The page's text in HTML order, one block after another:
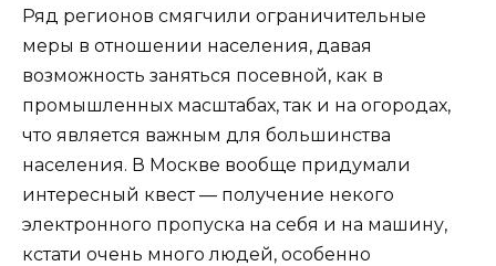
Ряд регионов смягчили ограничительные
меры в отношении населения, давая
возможность заняться посевной, как в
промышленных масштабах, так и на огородах,
что является важным для большинства
населения. В Москве вообще придумали
интересный квест — получение некого
электронного пропуска на себя и на машину,
кстати очень много людей, особенно